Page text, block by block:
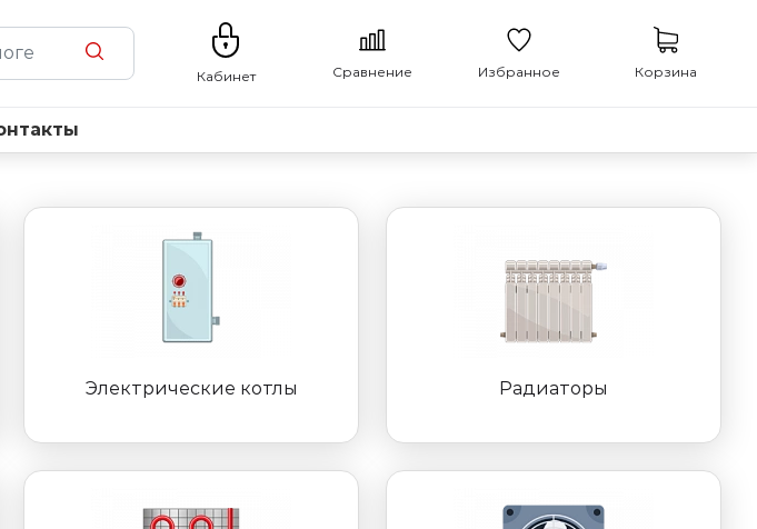
Кабинет Сравнение Избранное Корзина
Электрические котлы Радиаторы